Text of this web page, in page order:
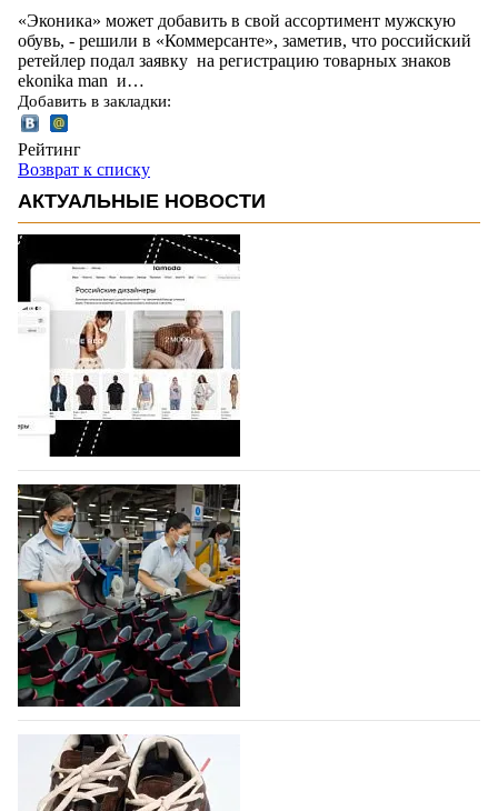
«Эконика» может добавить в свой ассортимент мужскую
обувь, - решили в «Коммерсанте», заметив, что российский
ретейлер подал заявку на регистрацию товарных знаков
ekonika man и…
Добавить в закладки:
Рейтинг
Возврат к списку
АКТУАЛЬНЫЕ НОВОСТИ
На платформе Lamoda - новый раздел и
условия продвижения локальных
дизайнерских марок
Российский маркетплейс Lamoda решил обновить
раздел для продажи продукции локальных
дизайнерских марок одежды, обуви и аксессуаров.
Бренды также получат маркетинговую…
06.08.2026 374
Объем мирового производства обуви в
2025 году практически не увеличился